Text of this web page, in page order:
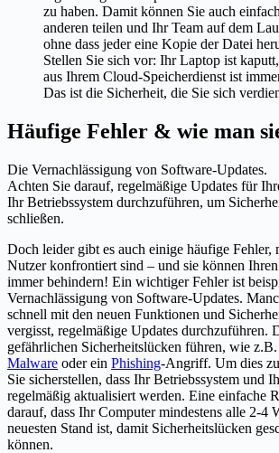
zu haben. Damit können Sie auch
anderen teilen und Ihr Team auf dem
ohne dass jeder eine Kopie der Datei
Stellen Sie sich vor: Ihr Laptop ist
aus Ihrem Cloud-Speicherdienst ist
Das ist die Sicherheit, die Sie sich
Häufige Fehler & wie man
Die Vernachlässigung von Software-Updates.
Achten Sie darauf, regelmäßige Updates für
Ihr Betriebssystem durchzuführen, um
schließen.
Doch leider gibt es auch einige häufige Fehler,
Nutzer konfrontiert sind – und sie können
immer behindern! Ein wichtiger Fehler ist
Vernachlässigung von Software-Updates.
schnell mit den neuen Funktionen und
vergisst, regelmäßige Updates durchzuführen.
gefährlichen Sicherheitslücken führen, wie
Malware oder ein Phishing-Angriff. Um dies
Sie sicherstellen, dass Ihr Betriebssystem und
regelmäßig aktualisiert werden. Eine einfache
darauf, dass Ihr Computer mindestens alle 2-4
neuesten Stand ist, damit Sicherheitslücken
können.